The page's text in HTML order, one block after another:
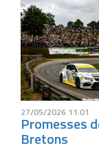
27/05/2026 11:01
Promesses
Bretons